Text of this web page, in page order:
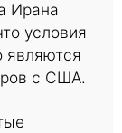
Ирана
условия
являются
с США.